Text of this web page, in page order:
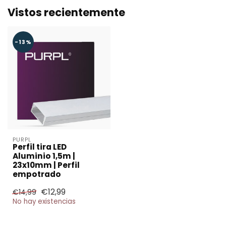
Vistos recientemente
-13%
PURPL
Perfil tira LED
Aluminio 1,5m |
23x10mm | Perfil
empotrado
€14,99 €12,99
No hay existencias